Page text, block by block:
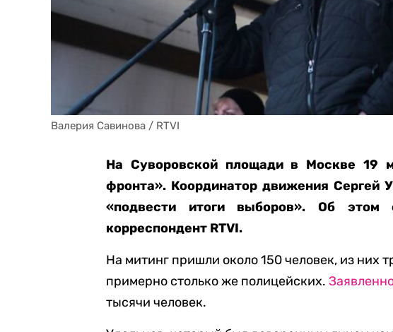
Валерия Савинова / RTVI
На Суворовской площади в Москве 19
фронта». Координатор движения Сергей
«подвести итоги выборов». Об
корреспондент RTVI.
На митинг пришли около 150 человек, из них
примерно столько же полицейских.
тысячи человек.